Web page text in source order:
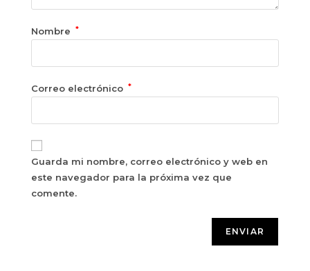
Nombre *
Correo electrónico *
Guarda mi nombre, correo electrónico y web en
este navegador para la próxima vez que
comente.